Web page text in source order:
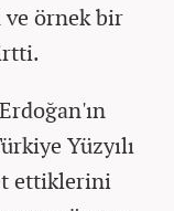
ve örnek bir
Yüzyılı
ettiklerini